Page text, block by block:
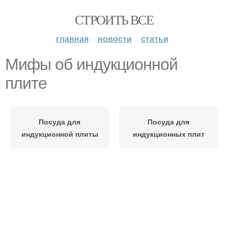
СТРОИТЬ ВСЕ
главная новости статьи
Мифы об индукционной
плите
Посуда для
индукционной плиты
Посуда для
индукционных плит